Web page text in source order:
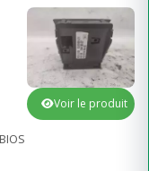
Voir le produit